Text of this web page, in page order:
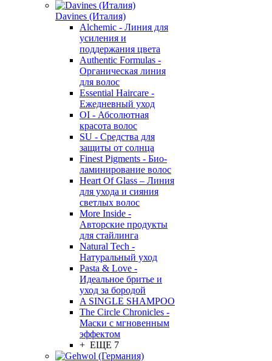
Davines (Италия)
Alchemic - Линия для
усиления и
поддержания цвета
Authentic Formulas -
Органическая линия
для волос
Essential Haircare -
Eжедневный уход
OI - Абсолютная
красота волос
SU - Средства для
защиты от солнца
Finest Pigments - Био-
ламинирование волос
Heart Of Glass – Линия
для ухода и сияния
светлых волос
More Inside -
Авторские продукты
для стайлинга
Natural Tech -
Натуральный уход
Pasta & Love -
Идеальное бритье и
уход за бородой
A SINGLE SHAMPOO
The Circle Chronicles -
Маски с мгновенным
эффектом
+ ЕЩЕ 7